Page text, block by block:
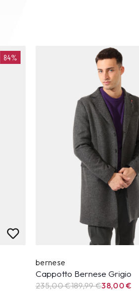
84%
bernese
Cappotto Bernese Grigio
235,00 €189,99€38,00€